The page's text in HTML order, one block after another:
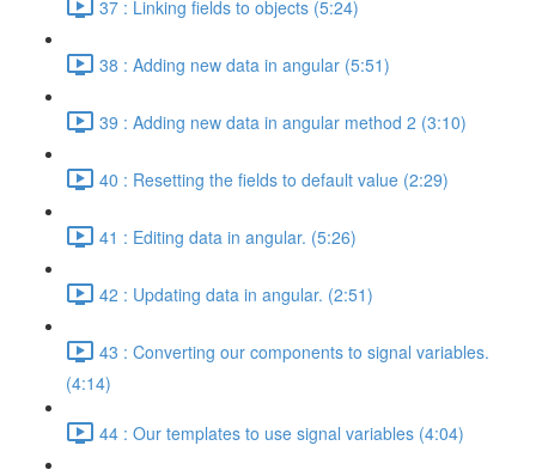
37 : Linking fields to objects (5:24)
38 : Adding new data in angular (5:51)
39 : Adding new data in angular method 2 (3:10)
40 : Resetting the fields to default value (2:29)
41 : Editing data in angular. (5:26)
42 : Updating data in angular. (2:51)
43 : Converting our components to signal variables.
(4:14)
44 : Our templates to use signal variables (4:04)